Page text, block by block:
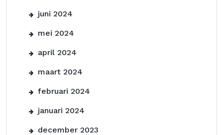
juni 2024
mei 2024
april 2024
maart 2024
februari 2024
januari 2024
december 2023